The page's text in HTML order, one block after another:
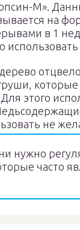
М».
на
в 1
дерево
этого
не
нужно
часто